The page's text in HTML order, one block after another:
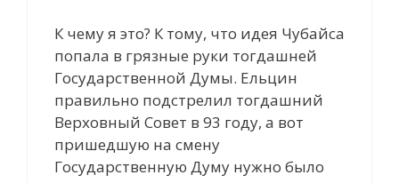
К чему я это? К тому, что идея Чубайса
попала в грязные руки тогдашней
Государственной Думы. Ельцин
правильно подстрелил тогдашний
Верховный Совет в 93 году, а вот
пришедшую на смену
Государственную Думу нужно было